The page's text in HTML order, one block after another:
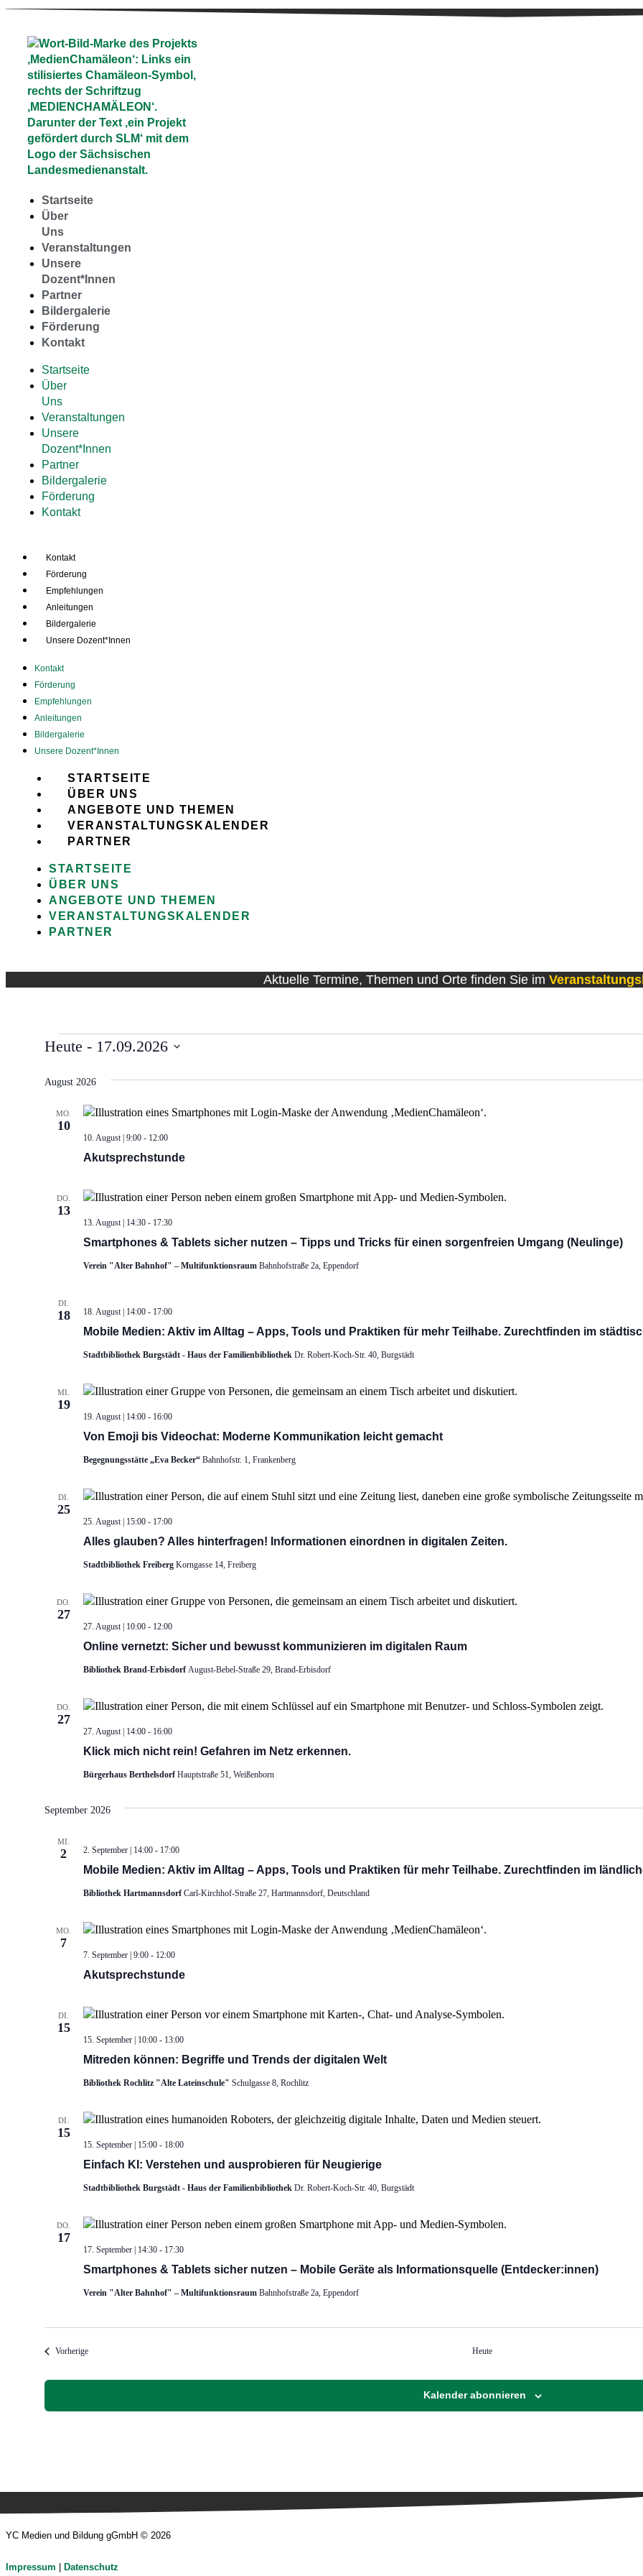
Startseite
Über
Uns
Veranstaltungen
Unsere
Dozent*Innen
Partner
Bildergalerie
Förderung
Kontakt
Startseite
Über
Uns
Veranstaltungen
Unsere
Dozent*Innen
Partner
Bildergalerie
Förderung
Kontakt
Kontakt
Förderung
Empfehlungen
Anleitungen
Bildergalerie
Unsere Dozent*Innen
Kontakt
Förderung
Empfehlungen
Anleitungen
Bildergalerie
Unsere Dozent*Innen
STARTSEITE
ÜBER UNS
ANGEBOTE UND THEMEN
VERANSTALTUNGSKALENDER
PARTNER
STARTSEITE
ÜBER UNS
ANGEBOTE UND THEMEN
VERANSTALTUNGSKALENDER
PARTNER
Aktuelle Termine, Themen und Orte finden Sie im
Veranstaltungen
Heute - 17.09.2026
wählen.
August 2026
MO.
10
Akutsprechstunde
10. August | 9:00- 12:00
DO.
13
Smartphones & Tablets sicher nutzen – Tipps und Tricks für einen sorgenfreien Umgang (Neulinge)
13. August | 14:30- 17:30
Verein "Alter Bahnhof" – Multifunktionsraum Bahnhofstraße 2a, Eppendorf
DI.
18
Mobile Medien: Aktiv im Alltag – Apps, Tools und Praktiken für mehr Teilhabe. Zurechtfinden im
18. August | 14:00- 17:00
Stadtbibliothek Burgstädt - Haus der Familienbibliothek Dr. Robert-Koch-Str. 40, Burgstädt
MI.
19
Von Emoji bis Videochat: Moderne Kommunikation leicht gemacht
19. August | 14:00- 16:00
Begegnungsstätte „Eva Becker“ Bahnhofstr. 1, Frankenberg
DI.
25
Alles glauben? Alles hinterfragen! Informationen einordnen in digitalen Zeiten.
25. August | 15:00- 17:00
Stadtbibliothek Freiberg Korngasse 14, Freiberg
DO.
27
Online vernetzt: Sicher und bewusst kommunizieren im digitalen Raum
27. August | 10:00- 12:00
Bibliothek Brand-Erbisdorf August-Bebel-Straße 29, Brand-Erbisdorf
DO.
27
Klick mich nicht rein! Gefahren im Netz erkennen.
27. August | 14:00- 16:00
Bürgerhaus Berthelsdorf Hauptstraße 51, Weißenborn
September 2026
MI.
2
Mobile Medien: Aktiv im Alltag – Apps, Tools und Praktiken für mehr Teilhabe. Zurechtfinden im
2. September | 14:00- 17:00
Bibliothek Hartmannsdorf Carl-Kirchhof-Straße 27, Hartmannsdorf, Deutschland
MO.
7
Akutsprechstunde
7. September | 9:00- 12:00
DI.
15
Mitreden können: Begriffe und Trends der digitalen Welt
15. September | 10:00- 13:00
Bibliothek Rochlitz "Alte Lateinschule" Schulgasse 8, Rochlitz
DI.
15
Einfach KI: Verstehen und ausprobieren für Neugierige
15. September | 15:00- 18:00
Stadtbibliothek Burgstädt - Haus der Familienbibliothek Dr. Robert-Koch-Str. 40, Burgstädt
DO.
17
Smartphones & Tablets sicher nutzen – Mobile Geräte als Informationsquelle (Entdecker:innen)
17. September | 14:30- 17:30
Verein "Alter Bahnhof" – Multifunktionsraum Bahnhofstraße 2a, Eppendorf
VorherigeVeranstaltungen Heute
Kalender abonnieren
YC Medien und Bildung gGmbH © 2026
Impressum Datenschutz